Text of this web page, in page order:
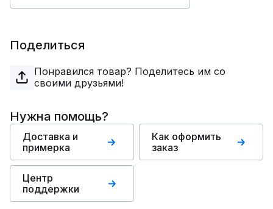
Поделиться
Понравился товар? Поделитесь им со
своими друзьями!
Нужна помощь?
Доставка и
примерка
Как оформить
заказ
Центр
поддержки